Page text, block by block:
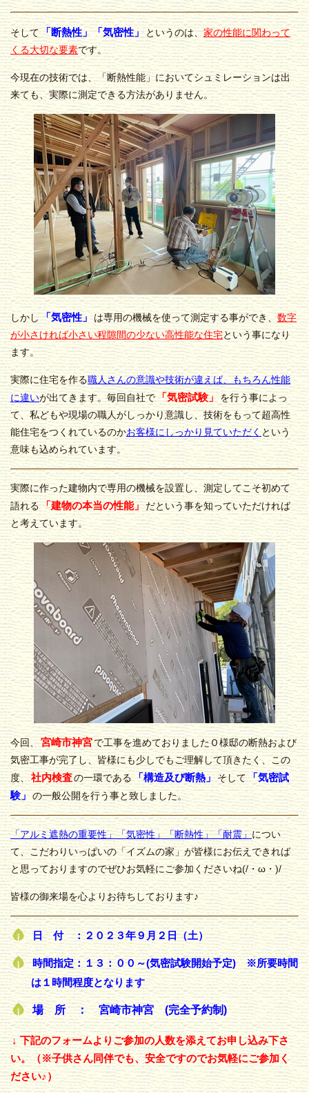
そして「断熱性」「気密性」というのは、家の性能に関わって
くる大切な要素です。
今現在の技術では、「断熱性能」においてシュミレーションは出
来ても、実際に測定できる方法がありません。
しかし「気密性」は専用の機械を使って測定する事ができ、数字
が小さければ小さい程隙間の少ない高性能な住宅という事になり
ます。
実際に住宅を作る職人さんの意識や技術が違えば、もちろん性能
に違いが出てきます。毎回自社で 「気密試験」を行う事によっ
て、私どもや現場の職人がしっかり意識し、技術をもって超高性
能住宅をつくれているのかお客様にしっかり見ていただくという
意味も込められています。
実際に作った建物内で専用の機械を設置し、測定してこそ初めて
語れる「建物の本当の性能」だという事を知っていただければ
と考えています。
今回、宮崎市神宮で工事を進めておりましたＯ様邸の断熱および
気密工事が完了し、皆様にも少しでもご理解して頂きたく、この
度、社内検査の一環である「構造及び断熱」そして「気密試
験」の一般公開を行う事と致しました。
「アルミ遮熱の重要性」「気密性」「断熱性」「耐震」につい
て、こだわりいっぱいの「イズムの家」が皆様にお伝えできれば
と思っておりますのでぜひお気軽にご参加くださいね(/・ω・)/
皆様の御来場を心よりお待ちしております♪
日 付 ：２０２３年９月２日（土）
時間指定：１３：００～(気密試験開始予定) ※所要時間
は１時間程度となります
場 所 ： 宮崎市神宮 (完全予約制)
↓ 下記のフォームよりご参加の人数を添えてお申し込み下さ
い。（※子供さん同伴でも、安全ですのでお気軽にご参加く
ださい♪）